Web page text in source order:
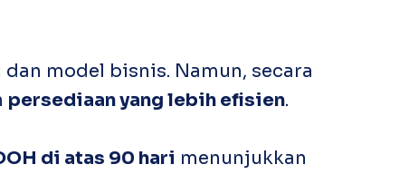
model bisnis. Namun, secara
persediaan yang lebih efisien.
di atas 90 hari menunjukkan